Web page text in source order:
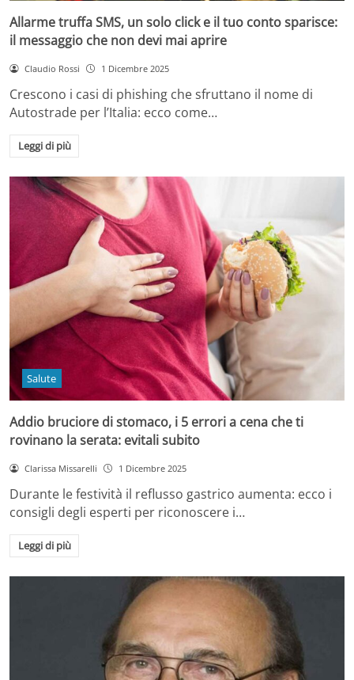
Allarme truffa SMS, un solo click e il tuo conto sparisce:
il messaggio che non devi mai aprire
Claudio Rossi 1 Dicembre 2025
Crescono i casi di phishing che sfruttano il nome di
Autostrade per l’Italia: ecco come…
Leggi di più
Salute
Addio bruciore di stomaco, i 5 errori a cena che ti
rovinano la serata: evitali subito
Clarissa Missarelli 1 Dicembre 2025
Durante le festività il reflusso gastrico aumenta: ecco i
consigli degli esperti per riconoscere i…
Leggi di più